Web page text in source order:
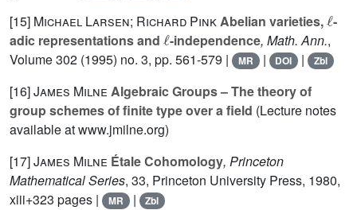
[15] Michael Larsen; Richard PinkAbelian varieties, -
adic representations and
ℓ
-independence, Math. Ann.,
Volume 302 (1995) no. 3, pp. 561-579 | MR | DOI | Zbl
[16]James Milne Algebraic Groups – The theory of
group schemes of finite type over a field (Lecture notes
available at www.jmilne.org)
[17]James Milne Étale Cohomology, Princeton
Mathematical Series, 33, Princeton University Press, 1980,
xiii+323 pages |
MR | Zbl